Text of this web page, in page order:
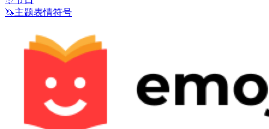
🦄主题表情符号